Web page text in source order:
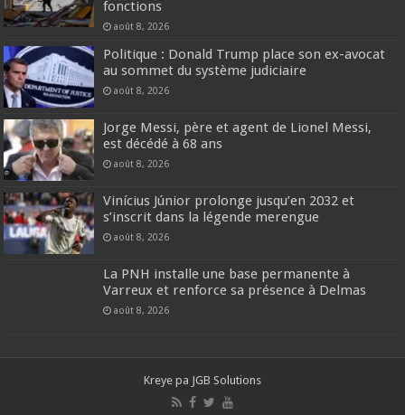
fonctions
août 8, 2026
Politique : Donald Trump place son ex-avocat
au sommet du système judiciaire
août 8, 2026
Jorge Messi, père et agent de Lionel Messi,
est décédé à 68 ans
août 8, 2026
Vinícius Júnior prolonge jusqu’en 2032 et
s’inscrit dans la légende merengue
août 8, 2026
La PNH installe une base permanente à
Varreux et renforce sa présence à Delmas
août 8, 2026
Kreye pa JGB Solutions